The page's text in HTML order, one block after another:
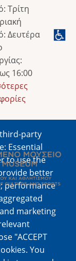
party
Essential
to use the
better
performance
marketing
"ACCEPT
You
Τρίτη
Δευτέρα
16:00